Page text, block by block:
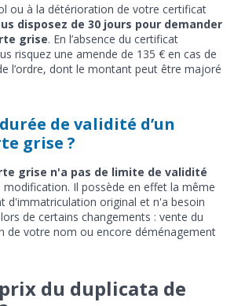
ou à la détérioration de votre certificat
disposez de 30 jours pour demander
grise. En l’absence du certificat
risquez une amende de 135 € en cas de
l’ordre, dont le montant peut être majoré
de validité d’un
grise ?
grise n'a pas de limite de validité
Il possède en effet la même
d'immatriculation original et n'a besoin
de certains changements : vente du
de votre nom ou encore déménagement
du duplicata de